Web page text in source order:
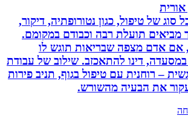
של טיפול, כגון נטורופתיה, דיקור,
תועלת רבה וכבודם במקומם.
אדם מצפה שבריאות תוגש לו
דינו להתאכזב. שילוב של עבודת
– רוחנית עם טיפול בגוף, תניב פירות
את הבעיה מהשורש.